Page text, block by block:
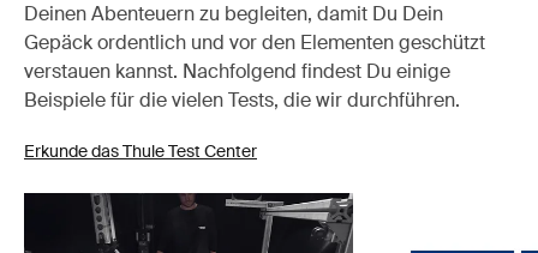
Deinen Abenteuern zu begleiten, damit Du Dein
Gepäck ordentlich und vor den Elementen geschützt
verstauen kannst. Nachfolgend findest Du einige
Beispiele für die vielen Tests, die wir durchführen.
Erkunde das Thule Test Center